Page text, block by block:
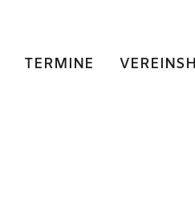
TERMINE